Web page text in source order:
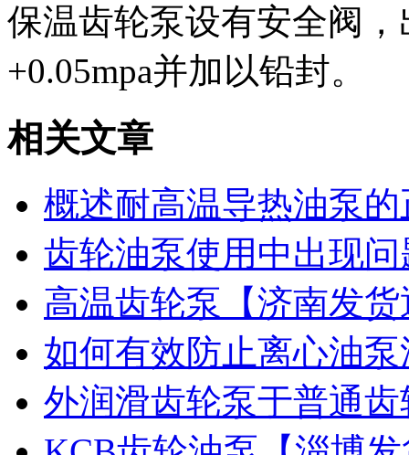
保温齿轮泵设有安全阀
+0.05mpa并加以铅封。
相关文章
概述耐高温导热油泵
齿轮油泵使用中出现
高温齿轮泵【济南发
如何有效防止离心油
外润滑齿轮泵于普通